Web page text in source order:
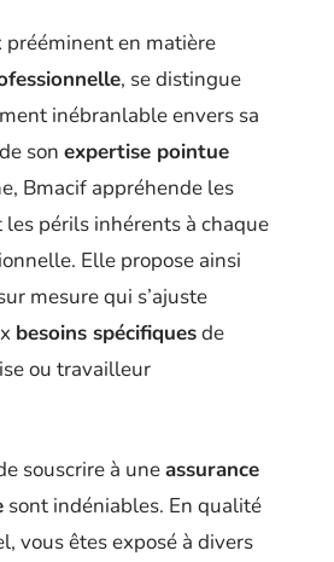
prééminent en matière
, se distingue
inébranlable envers sa
son expertise pointue
Bmacif appréhende les
périls inhérents à chaque
Elle propose ainsi
mesure qui s’ajuste
besoins spécifiquesde
ou travailleur
souscrire à uneassurance
sont indéniables. En qualité
vous êtes exposé à divers